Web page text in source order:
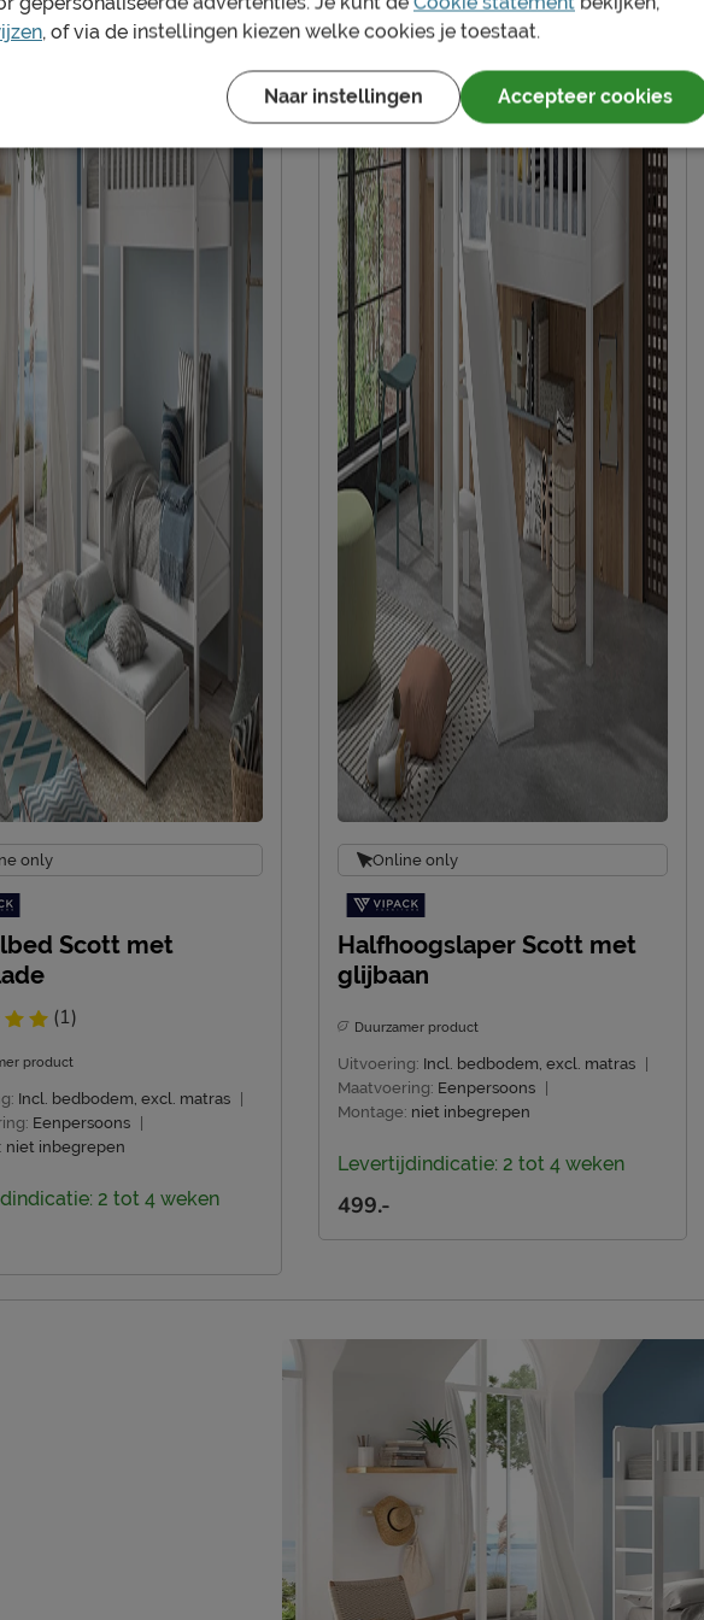
Duurzaamheid
Duurzaam
Naam
Locatie
Emailadres
only
Scott met
(1)
product
Incl. bedbodem, excl. matras
Eenpersoons
niet inbegrepen
2 tot 4 weken
Online only
Halfhoogslaper Scott met
glijbaan
Duurzamer product
Uitvoering: Incl. bedbodem, excl. matras
Maatvoering: Eenpersoons
Montage: niet inbegrepen
Levertijdindicatie: 2 tot 4 weken
499.-
, of via de instellingen kiezen welke cookies je toestaat.
Naar instellingen Accepteer cookies